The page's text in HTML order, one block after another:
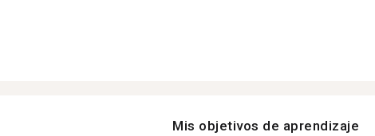
Mis objetivos de aprendizaje